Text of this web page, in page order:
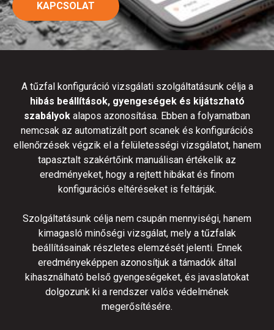
KAPCSOLAT
A tűzfal konfiguráció vizsgálati szolgáltatásunk célja a
hibás beállítások, gyengeségek és kijátszható
szabályok alapos azonosítása. Ebben a folyamatban
nemcsak az automatizált port scanek és konfigurációs
ellenőrzések végzik el a felületességi vizsgálatot, hanem
tapasztalt szakértőink manuálisan értékelik az
eredményeket, hogy a rejtett hibákat és finom
konfigurációs eltéréseket is feltárják.
Szolgáltatásunk célja nem csupán mennyiségi, hanem
kimagasló minőségi vizsgálat, mely a tűzfalak
beállításainak részletes elemzését jelenti. Ennek
eredményeképpen azonosítjuk a támadók által
kihasználható belső gyengeségeket, és javaslatokat
dolgozunk ki a rendszer valós védelmének
megerősítésére.